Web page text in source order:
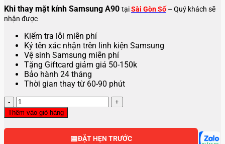
Khi thay mặt kính Samsung A90 tạiSài Gòn Số – Quý khách sẽ
nhận được
Kiểm tra lỗi miễn phí
Ký tên xác nhận trên linh kiện Samsung
Vệ sinh Samsung miễn phí
Tặng Giftcard giảm giá 50-150k
Bảo hành 24 tháng
Thời gian thay từ 60-90 phút
Thay
mặt
kính
Samsung
Thêm vào giỏ hàng
📅ĐẶT HẸN TRƯỚC